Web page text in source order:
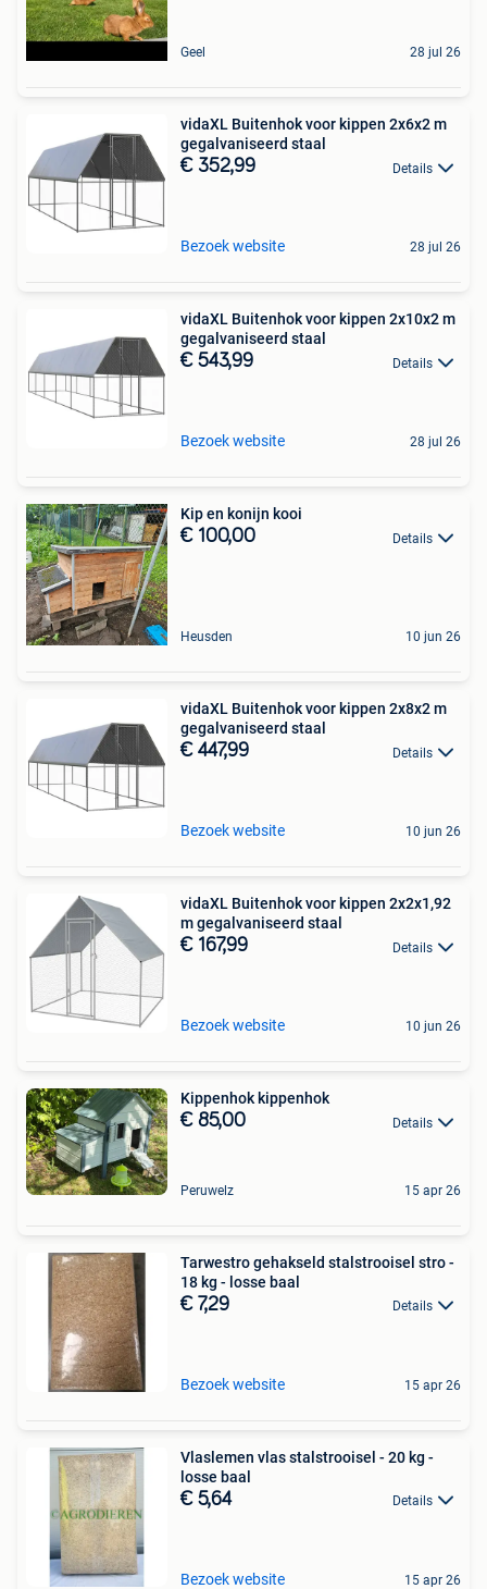
Geel 28 jul 26
vidaXL Buitenhok voor kippen 2x6x2 m
gegalvaniseerd staal
€ 352,99 Details
Bezoek website 28 jul 26
vidaXL Buitenhok voor kippen 2x10x2 m
gegalvaniseerd staal
€ 543,99 Details
Bezoek website 28 jul 26
Kip en konijn kooi
€ 100,00 Details
Heusden 10 jun 26
vidaXL Buitenhok voor kippen 2x8x2 m
gegalvaniseerd staal
€ 447,99 Details
Bezoek website 10 jun 26
vidaXL Buitenhok voor kippen 2x2x1,92
m gegalvaniseerd staal
€ 167,99 Details
Bezoek website 10 jun 26
Kippenhok kippenhok
€ 85,00 Details
Peruwelz 15 apr 26
Tarwestro gehakseld stalstrooisel stro -
18 kg - losse baal
€ 7,29 Details
Bezoek website 15 apr 26
Vlaslemen vlas stalstrooisel - 20 kg -
losse baal
€ 5,64 Details
Bezoek website 15 apr 26